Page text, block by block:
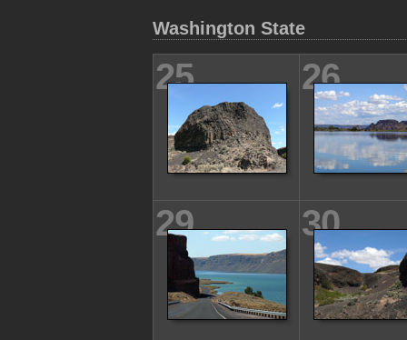
Washington State
25 26
29 30